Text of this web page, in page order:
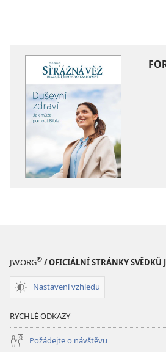
JW.ORG® / OFICIÁLNÍ STRÁNKY SVĚDKŮ
Nastavení vzhledu
RYCHLÉ ODKAZY
Požádejte o návštěvu